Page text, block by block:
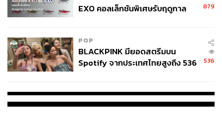
ถ้าตีความจากข้างต้นก็สรุปได้ว่า คนในวัฒนธรรมบ้านเก่า
เดิมมีต้นกำเนิดจากลุ่มน้ำเหลือง จากนั้นค่อยๆ เคลื่อนย้าย
ทางกายภาพแตกต่างจากคนท้องถิ่นเดิม ส่วนจะเป็น
บรรพบุรุษของคนไทยหรือไม่นั้นขึ้นอยู่กับมุมมอง
(Approach) ในการอธิบาย เช่น หากเชื่อในแนวคิดว่าคนไทย
ทุกวันนี้เป็นกลุ่มคนที่เกิดจากการผสมผสานหลายเชื้อชาติ
แนวคิดการอพยพเคลื่อนย้ายก็ต้องตอบว่า ในอดีตมีคนกลุ่ม
EXO คอลเล็กชันพิเศษรับฤดูกาล
879
POP
BLACKPINK มียอดสตรีมบน
Spotify จากประเทศไทยสูงถึง 536
536